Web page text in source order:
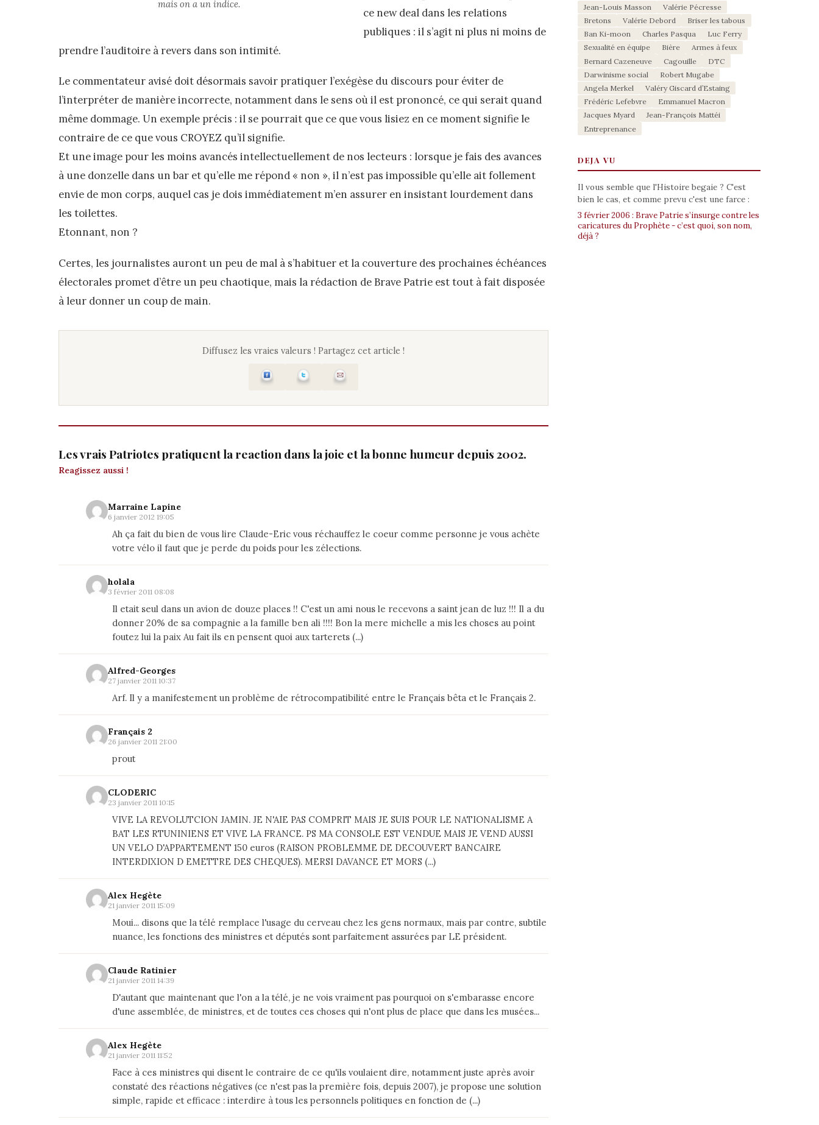
mais on a un indice.
ce new deal dans les relations
publiques : il s’agit ni plus ni moins de
prendre l’auditoire à revers dans son intimité.
Le commentateur avisé doit désormais savoir pratiquer l’exégèse du discours pour éviter de
l’interpréter de manière incorrecte, notamment dans le sens où il est prononcé, ce qui serait quand
même dommage. Un exemple précis : il se pourrait que ce que vous lisiez en ce moment signifie le
contraire de ce que vous CROYEZ qu’il signifie.
Et une image pour les moins avancés intellectuellement de nos lecteurs : lorsque je fais des avances
à une donzelle dans un bar et qu’elle me répond « non », il n’est pas impossible qu’elle ait follement
envie de mon corps, auquel cas je dois immédiatement m’en assurer en insistant lourdement dans
les toilettes.
Etonnant, non ?
Certes, les journalistes auront un peu de mal à s’habituer et la couverture des prochaines échéances
électorales promet d’être un peu chaotique, mais la rédaction de Brave Patrie est tout à fait disposée
à leur donner un coup de main.
Diffusez les vraies valeurs ! Partagez cet article !
Les vrais Patriotes pratiquent la reaction dans la joie et la bonne humeur depuis 2002.
Reagissez aussi !
Marraine Lapine
6 janvier 2012 19:05
Ah ça fait du bien de vous lire Claude-Eric vous réchauffez le coeur comme personne je vous achète
votre vélo il faut que je perde du poids pour les zélections.
holala
3 février 2011 08:08
Il etait seul dans un avion de douze places !! C'est un ami nous le recevons a saint jean de luz !!! Il a du
donner 20% de sa compagnie a la famille ben ali !!!! Bon la mere michelle a mis les choses au point
foutez lui la paix Au fait ils en pensent quoi aux tarterets (...)
Alfred-Georges
27 janvier 2011 10:37
Arf. Il y a manifestement un problème de rétrocompatibilité entre le Français bêta et le Français 2.
Français 2
26 janvier 2011 21:00
prout
CLODERIC
23 janvier 2011 10:15
VIVE LA REVOLUTCION JAMIN. JE N'AIE PAS COMPRIT MAIS JE SUIS POUR LE NATIONALISME A
BAT LES RTUNINIENS ET VIVE LA FRANCE. PS MA CONSOLE EST VENDUE MAIS JE VEND AUSSI
UN VELO D'APPARTEMENT 150 euros (RAISON PROBLEMME DE DECOUVERT BANCAIRE
INTERDIXION D EMETTRE DES CHEQUES). MERSI DAVANCE ET MORS (...)
Alex Hegète
21 janvier 2011 15:09
Moui... disons que la télé remplace l'usage du cerveau chez les gens normaux, mais par contre, subtile
nuance, les fonctions des ministres et députés sont parfaitement assurées par LE président.
Claude Ratinier
21 janvier 2011 14:39
D'autant que maintenant que l'on a la télé, je ne vois vraiment pas pourquoi on s'embarasse encore
d'une assemblée, de ministres, et de toutes ces choses qui n'ont plus de place que dans les musées...
Alex Hegète
21 janvier 2011 11:52
Face à ces ministres qui disent le contraire de ce qu'ils voulaient dire, notamment juste après avoir
constaté des réactions négatives (ce n'est pas la première fois, depuis 2007), je propose une solution
simple, rapide et efficace : interdire à tous les personnels politiques en fonction de (...)
Jean-Louis Masson
Valérie Pécresse
Bretons
Valérie Debord
Briser les tabous
Ban Ki-moon
Charles Pasqua
Luc Ferry
Sexualité en équipe
Bière
Armes à feux
Bernard Cazeneuve
Cagouille
DTC
Darwinisme social
Robert Mugabe
Angela Merkel
Valéry Giscard d’Estaing
Frédéric Lefebvre
Emmanuel Macron
Jacques Myard
Jean-François Mattéi
Entreprenance
DEJA VU
Il vous semble que l'Histoire begaie ? C'est
bien le cas, et comme prevu c'est une farce :
3 février 2006 : Brave Patrie s’insurge contre les
caricatures du Prophète - c’est quoi, son nom,
déjà ?